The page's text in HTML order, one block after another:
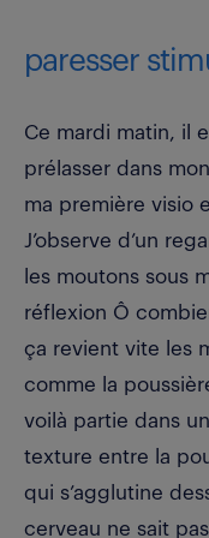
paresser
Ce mardi matin, il
prélasser dans
ma première visio
J’observe d’un
les moutons sous
réflexion Ô
ça revient vite les
comme la
voilà partie dans
texture entre la
qui s’agglutine
cerveau ne sait